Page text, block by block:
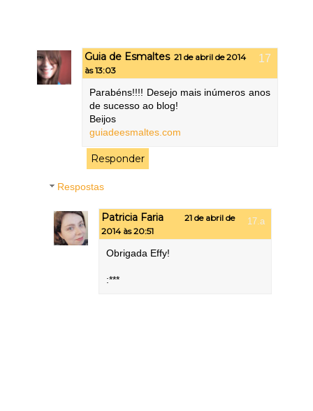
Guia de Esmaltes 21 de abril de 2014
às 13:03
Parabéns!!!! Desejo mais inúmeros anos
de sucesso ao blog!
Beijos
guiadeesmaltes.com
Responder
Respostas
Patricia Faria
21 de abril de
2014 às 20:51
Obrigada Effy!
:***